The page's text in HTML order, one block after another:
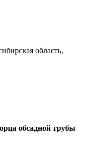
область,
обсадной трубы